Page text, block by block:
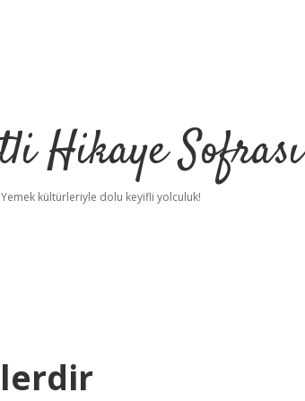
Hikaye Sofrası
Yemek kültürleriyle dolu keyifli yolculuk!